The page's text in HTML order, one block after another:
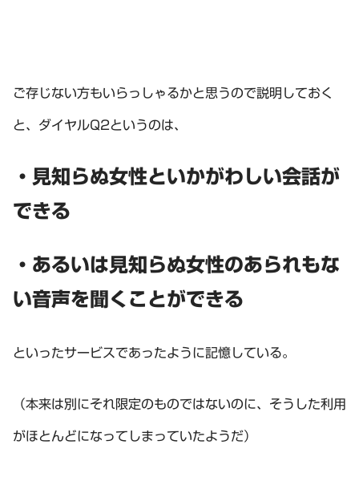
ご存じない方もいらっしゃるかと思うので説明しておく
と、ダイヤルQ2というのは、
・見知らぬ女性といかがわしい会話が
できる
・あるいは見知らぬ女性のあられもな
い音声を聞くことができる
といったサービスであったように記憶している。
（本来は別にそれ限定のものではないのに、そうした利用
がほとんどになってしまっていたようだ）